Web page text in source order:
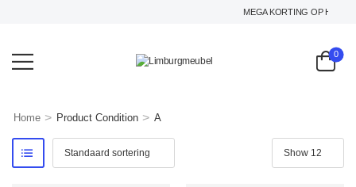
MEGA KORTING OP HET
0
Home > Product Condition > A